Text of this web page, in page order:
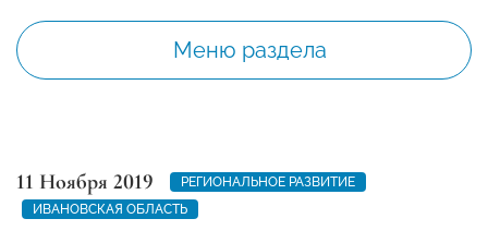
Меню раздела
11 Ноября 2019
РЕГИОНАЛЬНОЕ РАЗВИТИЕ
ИВАНОВСКАЯ ОБЛАСТЬ